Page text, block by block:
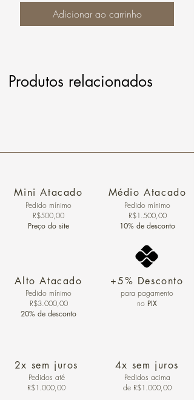
Adicionar ao carrinho
Produtos relacionados
Mini Atacado
Pedido ​mínimo
R$500,00
Preço do site
Alto Atacado
Pedido mínimo
R$3.000,00
20% de desconto
2x sem juros
Pedidos até
R$1.000,00
Médio Atacado
Pedido mínimo
R$1.500,00
10% de desconto
+5% Desconto
para pagamento
no PIX
4x sem juros
Pedidos acima
de R$1.000,00